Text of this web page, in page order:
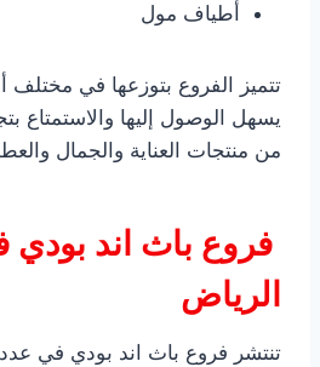
أطياف مول
تتميز الفروع بتوزعها في مختلف
يسهل الوصول إليها والاستمتاع
من منتجات العناية والجمال
فروع باث اند
الرياض
تنتشر فروع باث اند بودي في